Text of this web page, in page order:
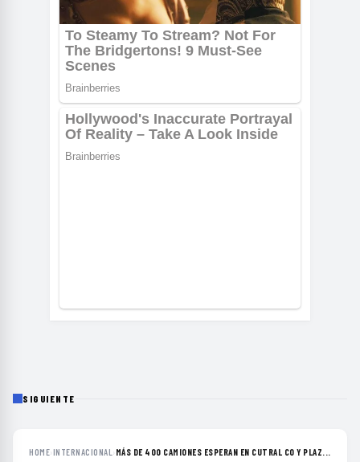
SIGUIENTE
HOME›INTERNACIONAL › MÁS DE 400 CAMIONES ESPERAN EN CUTRAL CO Y PLAZ...